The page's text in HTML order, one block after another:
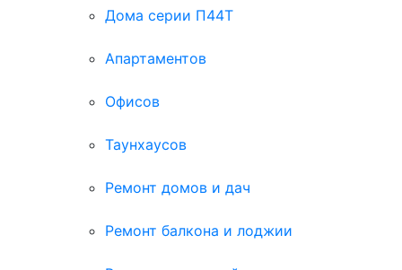
Дома серии П44Т
Апартаментов
Офисов
Таунхаусов
Ремонт домов и дач
Ремонт балкона и лоджии